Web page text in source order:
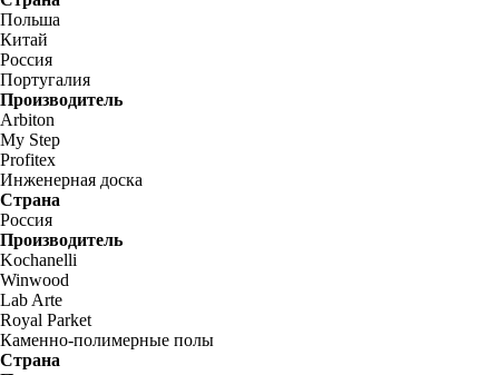
Польша
Китай
Россия
Португалия
Производитель
Arbiton
My Step
Profitex
Инженерная доска
Страна
Россия
Производитель
Kochanelli
Winwood
Lab Arte
Royal Parket
Каменно-полимерные полы
Страна